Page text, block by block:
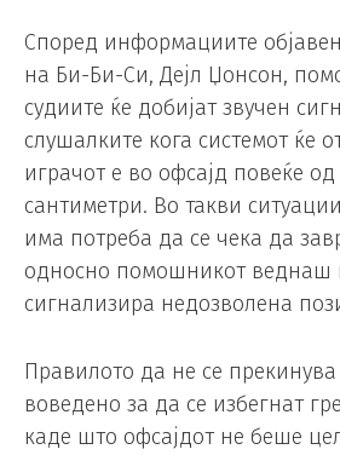
Според информациите
на Би-Би-Си, Дејл Џонсон,
судиите ќе добијат звучен
слушалките кога системот ќе
играчот е во офсајд повеќе од
сантиметри. Во такви
има потреба да се чека да
односно помошникот веднаш
сигнализира недозволена
Правилото да не се
воведено за да се избегнат
каде што офсајдот не беше